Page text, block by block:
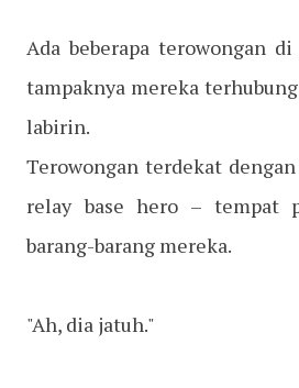
Ada beberapa terowongan
tampaknya mereka
labirin.
Terowongan terdekat
relay base hero – tempat
barang-barang mereka.
"Ah, dia jatuh."